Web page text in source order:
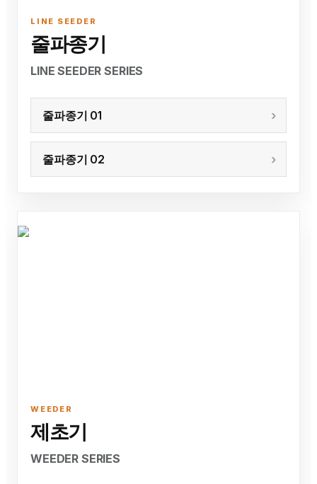
LINE SEEDER
줄파종기
LINE SEEDER SERIES
줄파종기 01
줄파종기 02
WEEDER
제초기
WEEDER SERIES